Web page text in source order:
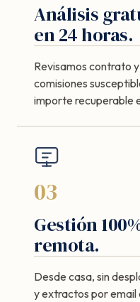
Análisis
en 24 horas.
Revisamos contrato
comisiones
importe recuperable
03
Gestión
remota.
Desde casa, sin
y extractos por email